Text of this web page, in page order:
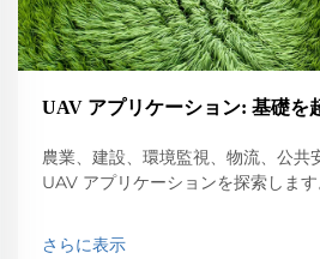
UAV アプリケーション: 基礎を
農業、建設、環境監視、物流、公共
UAV アプリケーションを探索しま
さらに表示